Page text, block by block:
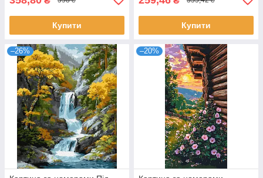
Купити Купити
–26% –20%